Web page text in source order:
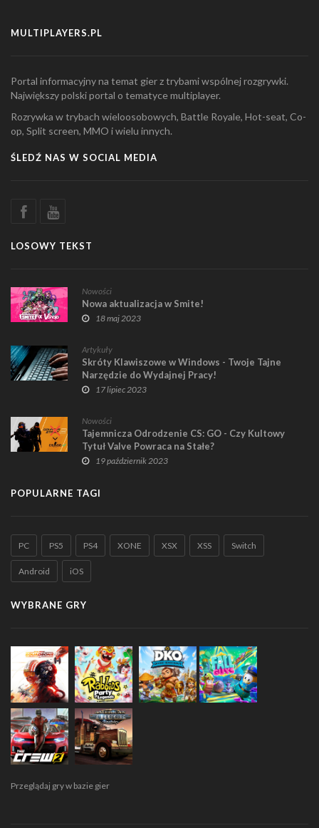
MULTIPLAYERS.PL
Portal informacyjny na temat gier z trybami wspólnej rozgrywki.
Największy polski portal o tematyce multiplayer.
Rozrywka w trybach wieloosobowych, Battle Royale, Hot-seat, Co-
op, Split screen, MMO i wielu innych.
ŚLEDŹ NAS W SOCIAL MEDIA
LOSOWY TEKST
Nowości
Nowa aktualizacja w Smite!
18 maj 2023
Artykuły
Skróty Klawiszowe w Windows - Twoje Tajne
Narzędzie do Wydajnej Pracy!
17 lipiec 2023
Nowości
Tajemnicza Odrodzenie CS: GO - Czy Kultowy
Tytuł Valve Powraca na Stałe?
19 październik 2023
POPULARNE TAGI
PC PS5 PS4 XONE XSX XSS Switch
Android iOS
WYBRANE GRY
Przeglądaj gry w bazie gier